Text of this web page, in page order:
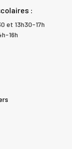
:
et 13h30-17h
16h